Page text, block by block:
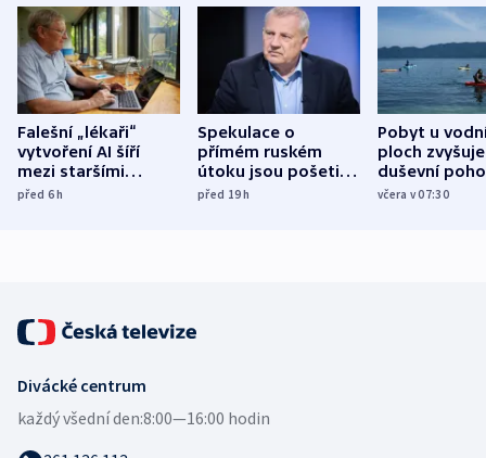
Falešní „lékaři“
vytvoření AI šíří
mezi staršími
Poláky nebezpečné
před 6h
Spekulace o
přímém ruském
útoku jsou pošetilé,
míní estonský
před 19h
Pobyt u
ploch zvyšuje
duševní
ukázala
včera v 07:30
Divácké centrum
každý všední den:8:00—16:00 hodin